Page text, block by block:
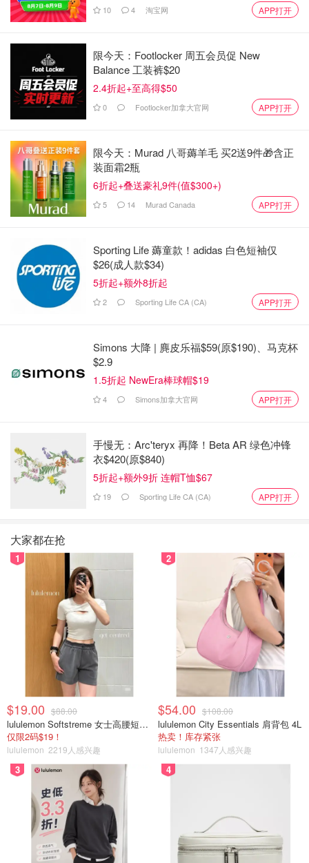
图片来自于@2024Paris ，版权属于原作者
2024法国巴黎奥运会门票、观看、赛事时间等相关指南请
看下方攻略：
2024巴黎奥运会观赛全攻略>>
2024巴黎奥运会正式闭幕，期待2028
洛杉矶奥运会~
省钱君 544
【2024巴黎奥运会】赛场变秀场！中
国奥运代表团服装公开！最受欢迎的
居然是这个国家！
1.3w 73
2024巴黎奥运会最值得关注的12位运动员>>
巴黎奥运会官方公布：最值得关注的
12位运动员！看看有你没有支持的那
个TA！
3559
别忘记❤ 喜欢+⭐收藏+📣分享！
新赛事讯息、热点抢先知 ~
（封面图来源：2024Paris.fr 版权属于作者）
10 4 淘宝网 APP打开
限今天：Footlocker 周五会员促 New
Balance 工装裤$20
2.4折起+至高得$50
0 Footlocker加拿大官网 APP打开
限今天：Murad 八哥薅羊毛 买2送9件🎁含正
装面霜2瓶
6折起+叠送豪礼9件(值$300+)
5 14 Murad Canada APP打开
Sporting Life 薅童款！adidas 白色短袖仅
$26(成人款$34)
5折起+额外8折起
2 Sporting Life CA (CA) APP打开
Simons 大降 | 麂皮乐福$59(原$190)、马克杯
$2.9
1.5折起 NewEra棒球帽$19
4 Simons加拿大官网 APP打开
手慢无：Arc'teryx 再降！Beta AR 绿色冲锋
衣$420(原$840)
5折起+额外9折 连帽T恤$67
19 Sporting Life CA (CA) APP打开
大家都在抢
1
$19.00 $88.00
lululemon Softstreme 女士高腰短裤 10cm
仅限2码$19！
lululemon 2219人感兴趣
2
$54.00 $108.00
lululemon City Essentials 肩背包 4L
热卖！库存紧张
lululemon 1347人感兴趣
3 4